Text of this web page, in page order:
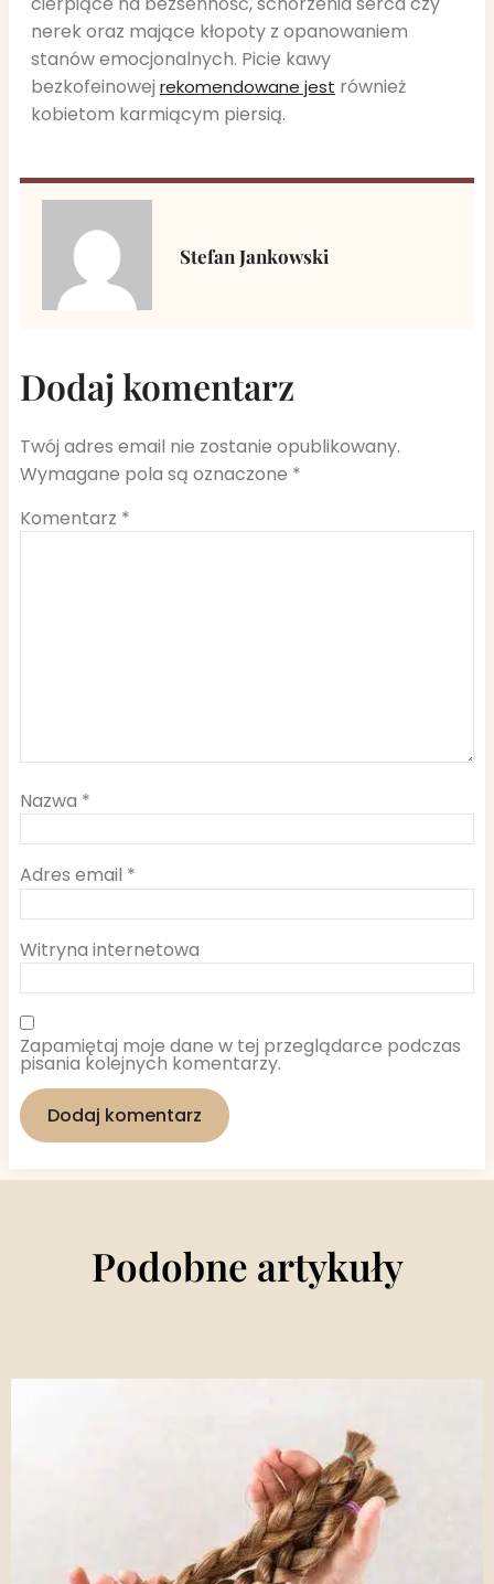
nerek oraz mające kłopoty z opanowaniem
stanów emocjonalnych. Picie kawy
bezkofeinowej rekomendowane jest również
kobietom karmiącym piersią.
Stefan Jankowski
Dodaj komentarz
Twój adres email nie zostanie opublikowany.
Wymagane pola są oznaczone *
Komentarz *
Nazwa *
Adres email *
Witryna internetowa
Zapamiętaj moje dane w tej przeglądarce podczas
pisania kolejnych komentarzy.
Podobne artykuły